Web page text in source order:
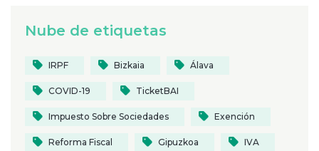
Nube de etiquetas
IRPF Bizkaia Álava
COVID-19 TicketBAI
Impuesto Sobre Sociedades Exención
Reforma Fiscal Gipuzkoa IVA